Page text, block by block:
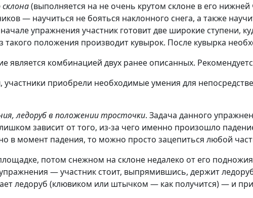
(выполняется на не очень крутом склоне в его
— научиться не бояться наклонного снега, а также
упражнения участник готовит две широкие ступени,
положения производит кувырок. После кувырка
является комбинацией двух ранее описанных.
приобрели необходимые умения для
ледоруб в положении тросточки. Задача данного
зависит от того, из-за чего именно произошло
в момент падения, то можно просто зацепиться любой
потом снежном на склоне недалеко от его
— участник стоит, выпрямившись, держит
ледоруб (клювиком или штычком — как получится) — и